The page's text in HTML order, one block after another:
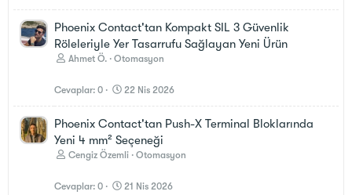
Phoenix Contact'tan Kompakt SIL 3 Güvenlik
Röleleriyle Yer Tasarrufu Sağlayan Yeni Ürün
Ahmet Ö. Otomasyon
Cevaplar 0 22 Nis 2026
Phoenix Contact'tan Push-X Terminal Bloklarında
Yeni 4 mm² Seçeneği
Cengiz Özemli Otomasyon
Cevaplar 0 21 Nis 2026